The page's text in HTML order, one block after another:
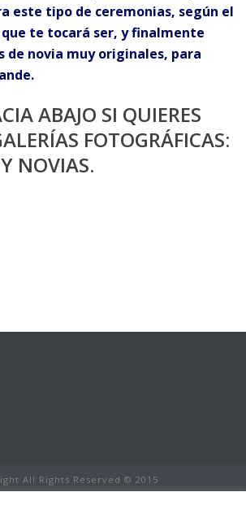
este tipo de ceremonias, según el
te tocará ser, y finalmente
de novia muy originales, para
ABAJO SI QUIERES
FOTOGRÁFICAS:
NOVIAS.
All Rights Reserved © 2015